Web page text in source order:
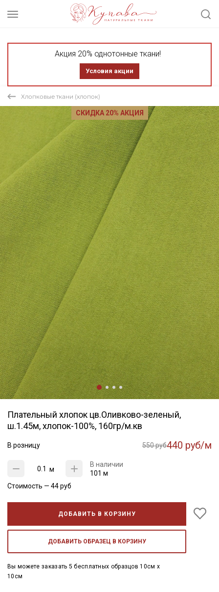
Акция 20% однотонные ткани!
Условия акции
Хлопковые ткани (хлопок)
СКИДКА 20% АКЦИЯ
Плательный хлопок цв.Оливково-зеленый,
ш.1.45м, хлопок-100%, 160гр/м.кв
В розницу 550 руб440 руб/м
м
В наличии
101 м
Стоимость — 44руб
ДОБАВИТЬ В КОРЗИНУ
ДОБАВИТЬ ОБРАЗЕЦ В КОРЗИНУ
Вы можете заказать 5 бесплатных образцов 10см x
10см